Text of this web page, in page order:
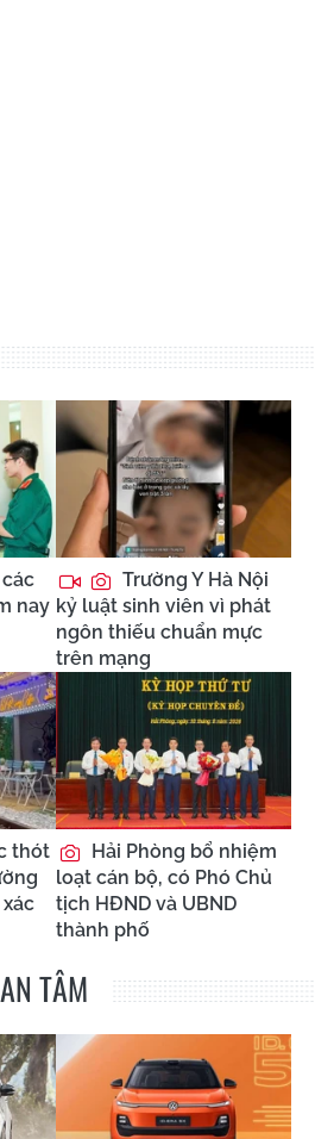
nay
Trường Y Hà Nội
kỷ luật sinh viên vì phát
ngôn thiếu chuẩn mực
trên mạng
thót
Hải Phòng bổ nhiệm
loạt cán bộ, có Phó Chủ
tịch HĐND và UBND
thành phố
TÂM